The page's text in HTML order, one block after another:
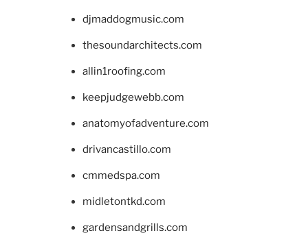
djmaddogmusic.com
thesoundarchitects.com
allin1roofing.com
keepjudgewebb.com
anatomyofadventure.com
drivancastillo.com
cmmedspa.com
midletontkd.com
gardensandgrills.com